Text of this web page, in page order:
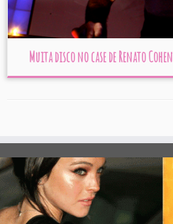
Muita disco no case de Renato Cohen